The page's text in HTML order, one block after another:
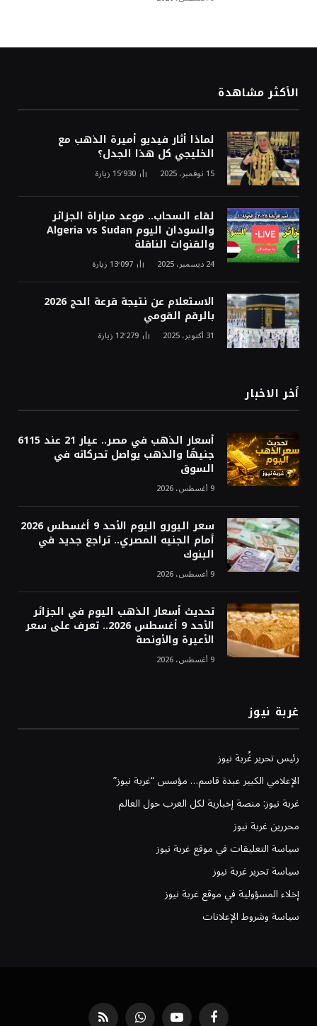
الأكثر مشاهدة
لماذا أثار فيديو أميرة الذهب مع
الخليجي كل هذا الجدل؟
15 نوفمبر، 2025 15٬930 زيارة
لقاء السحاب.. موعد مباراة الجزائر
والسودان اليوم Algeria vs Sudan
والقنوات الناقلة
24 ديسمبر، 2025 13٬097 زيارة
الاستعلام عن نتيجة قرعة الحج 2026
بالرقم القومي
31 أكتوبر، 2025 12٬279 زيارة
أخر الاخبار
أسعار الذهب في مصر.. عيار 21 عند 6115
جنيهًا والذهب يواصل تحركاته في
السوق
9 أغسطس، 2026
سعر اليورو اليوم الأحد 9 أغسطس 2026
أمام الجنيه المصري.. تراجع جديد في
البنوك
9 أغسطس، 2026
تحديث أسعار الذهب اليوم في الجزائر
الأحد 9 أغسطس 2026.. تعرف على سعر
الأعيرة والأونصة
9 أغسطس، 2026
غربة نيوز
رئيس تحرير غُربة نيوز
الإعلامي الكبير عبدة قاسم… مؤسس “غربة نيوز”
غربة نيوز: منصة إخبارية لكل العرب حول العالم
محررين غربة نيوز
سياسة التعليقات في موقع غربة نيوز
سياسة تحرير غربة نيوز
إخلاء المسؤولية في موقع غربة نيوز
سياسة وشروط الإعلانات